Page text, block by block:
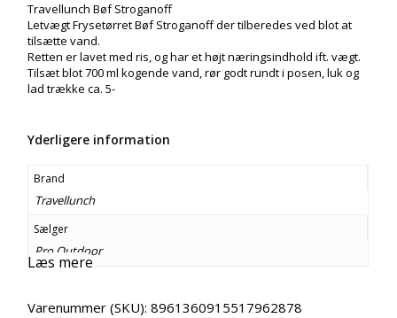
Travellunch Bøf Stroganoff
Letvægt Frysetørret Bøf Stroganoff der tilberedes ved blot at
tilsætte vand.
Retten er lavet med ris, og har et højt næringsindhold ift. vægt.
Tilsæt blot 700 ml kogende vand, rør godt rundt i posen, luk og
lad trække ca. 5-
Yderligere information
Brand
Travellunch
Sælger
Pro Outdoor
Læs mere
Varenummer (SKU):8961360915517962878